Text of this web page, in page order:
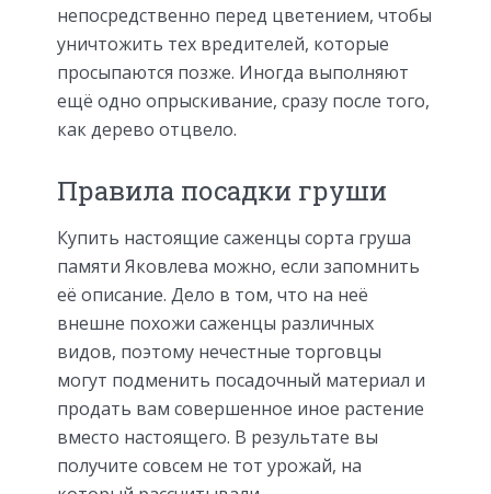
непосредственно перед цветением, чтобы
уничтожить тех вредителей, которые
просыпаются позже. Иногда выполняют
ещё одно опрыскивание, сразу после того,
как дерево отцвело.
Правила посадки груши
Купить настоящие саженцы сорта груша
памяти Яковлева можно, если запомнить
её описание. Дело в том, что на неё
внешне похожи саженцы различных
видов, поэтому нечестные торговцы
могут подменить посадочный материал и
продать вам совершенное иное растение
вместо настоящего. В результате вы
получите совсем не тот урожай, на